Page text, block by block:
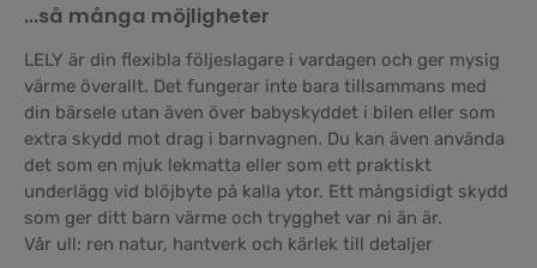
…så många möjligheter
LELY är din flexibla följeslagare i vardagen och ger mysig
värme överallt. Det fungerar inte bara tillsammans med
din bärsele utan även över babyskyddet i bilen eller som
extra skydd mot drag i barnvagnen. Du kan även använda
det som en mjuk lekmatta eller som ett praktiskt
underlägg vid blöjbyte på kalla ytor. Ett mångsidigt skydd
som ger ditt barn värme och trygghet var ni än är.
Vår ull: ren natur, hantverk och kärlek till detaljer